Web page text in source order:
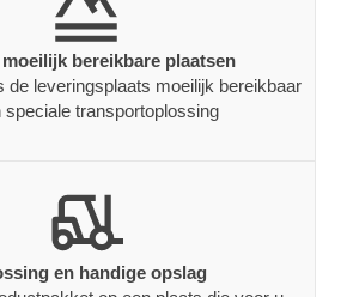
bereikbare plaatsen
de leveringsplaats moeilijk bereikbaar
speciale transportoplossing
en handige opslag